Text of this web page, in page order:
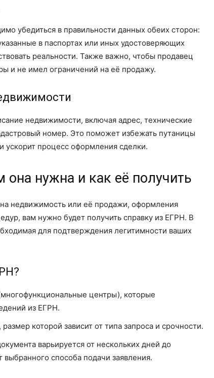
убедиться в правильности данных обеих сторон:
в паспортах или иных удостоверяющих
реальности. Также важно, чтобы продавец
и не имел ограничений на её продажу.
недвижимости, включая адрес, технические
номер. Это поможет избежать путаницы
ускорит процесс оформления сделки.
она нужна и как её получить
недвижимость или её продажи, оформления
вам нужно будет получить справку из ЕГРН. В
для подтверждения легитимности ваших
центры), которые
из ЕГРН.
которой зависит от типа запроса и срочности.
варьируется от нескольких дней до
выбранного способа подачи заявления.